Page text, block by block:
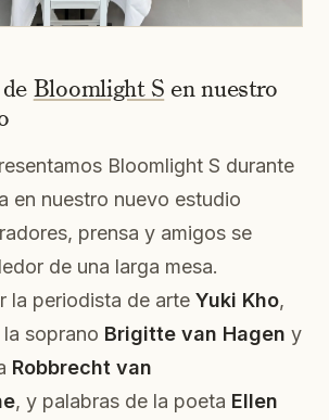
Bloomlight S en nuestro
Bloomlight S durante
en nuestro nuevo estudio
prensa y amigos se
de una larga mesa.
la periodista de arte Yuki Kho,
soprano Brigitte van Hagen y
Robbrecht van
, y palabras de la poeta Ellen